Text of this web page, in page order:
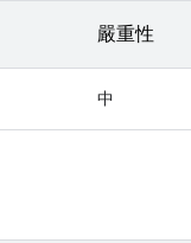
嚴重性
中